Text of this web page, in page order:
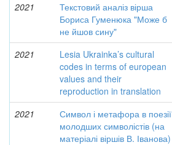
2021
Текстовий аналіз вірша
Бориса Гуменюка "Може б
не йшов сину"
2021
Lesia Ukrainka’s cultural
codes in terms of european
values and their
reproduction in translation
2021
Символ і метафора в поезії
молодших символістів (на
матеріалі віршів В. Іванова)